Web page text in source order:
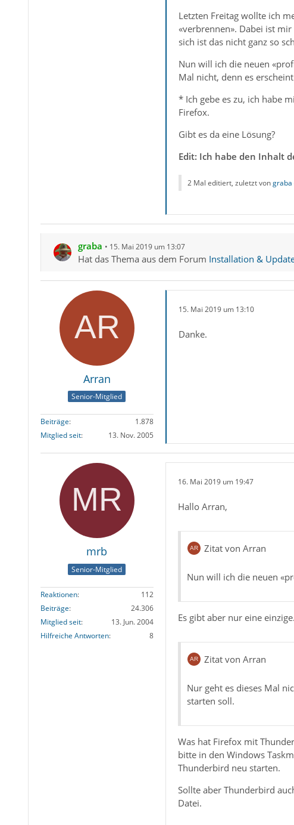
Letzten Freitag wollte ich
«verbrennen». Dabei ist
sich ist das nicht ganz so
Nun will ich die neuen
Mal nicht, denn es
* Ich gebe es zu, ich habe
Firefox.
Gibt es da eine Lösung?
Edit: Ich habe den Inhalt
2 Mal editiert, zuletzt vongraba
graba 15. Mai 2019 um 13:07
Hat das Thema aus dem Forum Installation &
Arran
Senior-Mitglied
Beiträge
1.878
Mitglied seit
13. Nov. 2005
15. Mai 2019 um 13:10
Danke.
mrb
Senior-Mitglied
Reaktionen
112
Beiträge
24.306
Mitglied seit
13. Jun. 2004
Hilfreiche Antworten
8
16. Mai 2019 um 19:47
Hallo Arran,
Zitat von Arran
Nun will ich die neuen
Es gibt aber nur eine
Zitat von Arran
Nur geht es dieses Mal
starten soll.
Was hat Firefox mit
bitte in den Windows
Thunderbird neu starten.
Sollte aber Thunderbird
Datei.